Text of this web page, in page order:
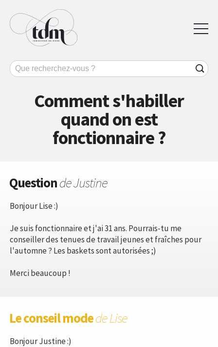
Comment s'habiller
quand on est
fonctionnaire ?
Questionde Justine
Bonjour Lise :)
Je suis fonctionnaire et j'ai 31 ans. Pourrais-tu me
conseiller des tenues de travail jeunes et fraîches pour
l'automne ? Les baskets sont autorisées ;)
Merci beaucoup !
Le conseil modede Lise
Bonjour Justine :)